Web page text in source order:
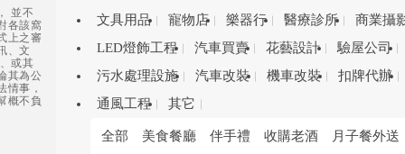
並不
各該窩
上之審
、文
或其
其為公
情事，
概不負
文具用品
寵物店 樂器行 醫療診所 商業攝
LED燈飾工程
汽車買賣 花藝設計 驗屋公司
污水處理設施
汽車改裝 機車改裝 扣牌代辦
通風工程
其它
全部 美食餐廳 伴手禮 收購老酒 月子餐外送